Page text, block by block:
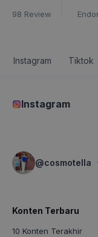
98 Review
Instagram Tiktok
Instagram
@cosmotella
Konten Terbaru
10 Konten Terakhir